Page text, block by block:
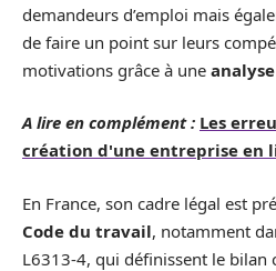
demandeurs d’emploi mais
de faire un point sur leurs
motivations grâce à une
A lire en complément : Les
création d'une entreprise en
En France, son cadre légal est
Code du travail, notamment
L6313-4, qui définissent le bilan